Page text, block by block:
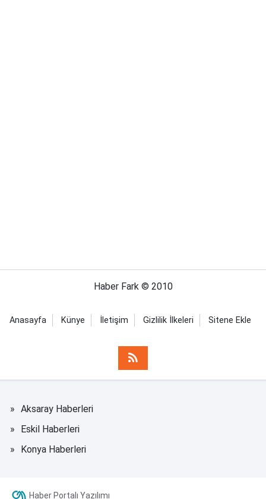
Haber Fark © 2010
Anasayfa Künye İletişim Gizlilik İlkeleri Sitene Ekle
Aksaray Haberleri
Eskil Haberleri
Konya Haberleri
Haber Portalı Yazılımı